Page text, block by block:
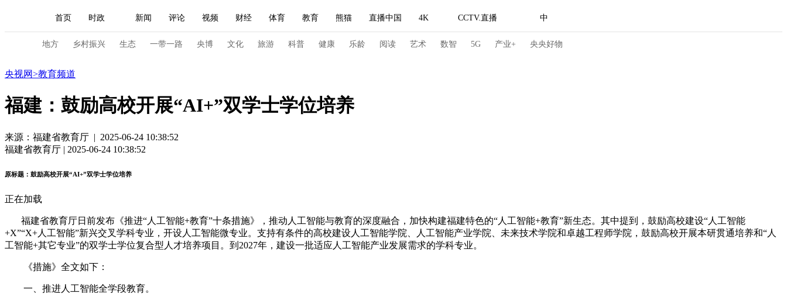
首页 时政 新闻 评论 视频 财经 体育 教育 熊猫 直播中国 4K CCTV.直播 中
人民领袖习近平 中国领导人 央视快评 习式妙语 热解读 天天学习
直播 栏目大全 节目单 听音 微视频 主持人 下载央视影音
海外频道 iPanda English Монгол
地方 乡村振兴 生态 一带一路 央博 文化 旅游 科普 健康 乐龄 阅读 艺术 数智 5G 产业+ 央央好物
新闻 国内 国际 评论
人民领袖习近平 联播+
体育 直播 竞猜 2026年世界杯 2026年冬奥会 CBA NBA 中超 国足 国际足球 网球 综合体育 亚冬会
VIP会员 CCTV奥林匹克频道 生活体育大会 体育江湖 文化体育 冰雪道路 足球道路
央视网>教育频道
福建：鼓励高校开展“AI+”双学士学位培养
来源：福建省教育厅 | 2025-06-24 10:38:52
福建省教育厅 | 2025-06-24 10:38:52
原标题：鼓励高校开展“AI+”双学士学位培养
正在加载
福建省教育厅日前发布《推进“人工智能+教育”十条措施》，推动人工智能与教育的深度融合，加快构建福建特色的“人工智能+教育”新生态。其中提到，鼓励高校建设“人工智能
+X”“X+人工智能”新兴交叉学科专业，开设人工智能微专业。支持有条件的高校建设人工智能学院、人工智能产业学院、未来技术学院和卓越工程师学院，鼓励高校开展本研贯通培养和“人
工智能+其它专业”的双学士学位复合型人才培养项目。到2027年，建设一批适应人工智能产业发展需求的学科专业。
《措施》全文如下：
一、推进人工智能全学段教育。